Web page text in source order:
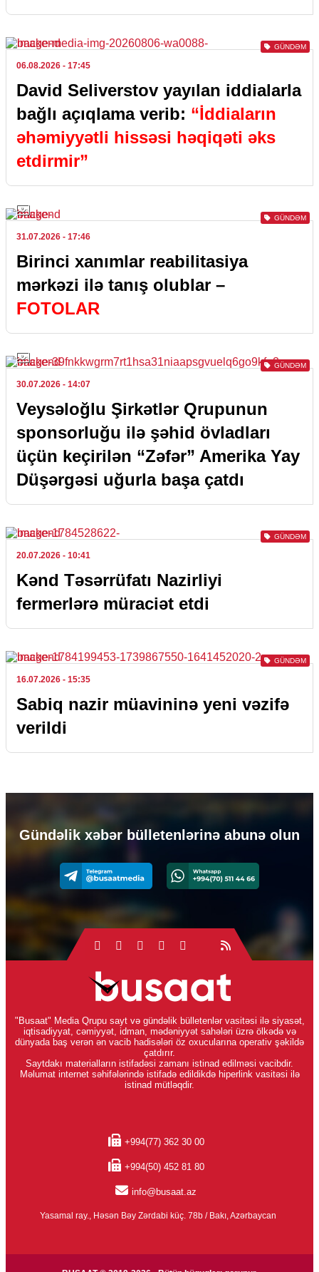
GÜNDƏM
06.08.2026 - 17:45
David Seliverstov yayılan iddialarla
bağlı açıqlama verib: “İddiaların
əhəmiyyətli hissəsi həqiqəti əks
etdirmir”
GÜNDƏM
31.07.2026 - 17:46
Birinci xanımlar reabilitasiya
mərkəzi ilə tanış olublar –
FOTOLAR
GÜNDƏM
30.07.2026 - 14:07
Veysəloğlu Şirkətlər Qrupunun
sponsorluğu ilə şəhid övladları
üçün keçirilən “Zəfər” Amerika Yay
Düşərgəsi uğurla başa çatdı
GÜNDƏM
20.07.2026 - 10:41
Kənd Təsərrüfatı Nazirliyi
fermerlərə müraciət etdi
GÜNDƏM
16.07.2026 - 15:35
Sabiq nazir müavininə yeni vəzifə
verildi
Gündəlik xəbər bülletenlərinə abunə olun
"Busaat" Media Qrupu sayt və gündəlik bülletenlər vasitəsi ilə siyasət,
iqtisadiyyat, cəmiyyət, idman, mədəniyyət sahələri üzrə ölkədə və
dünyada baş verən ən vacib hadisələri öz oxucularına operativ şəkildə
çatdırır.
Saytdakı materialların istifadəsi zamanı istinad edilməsi vacibdir.
Məlumat internet səhifələrində istifadə edildikdə hiperlink vasitəsi ilə
istinad mütləqdir.
+994(77) 362 30 00
+994(50) 452 81 80
info@busaat.az
Yasamal ray., Həsən Bəy Zərdabi küç. 78b / Bakı, Azərbaycan